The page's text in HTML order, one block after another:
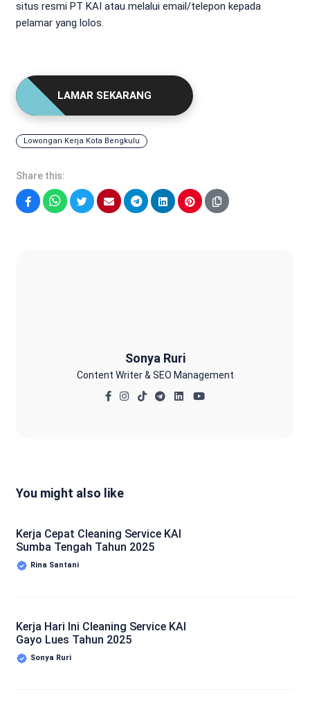
situs resmi PT KAI atau melalui email/telepon kepada
pelamar yang lolos.
LAMAR SEKARANG
Lowongan Kerja Kota Bengkulu
Share this:
Sonya Ruri
Content Writer & SEO Management
You might also like
Kerja Cepat Cleaning Service KAI
Sumba Tengah Tahun 2025
Rina Santani
Kerja Hari Ini Cleaning Service KAI
Gayo Lues Tahun 2025
Sonya Ruri